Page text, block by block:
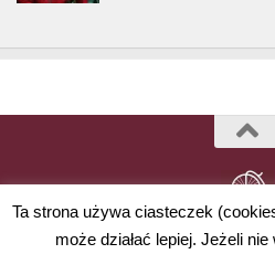
Ta strona używa ciasteczek
może działać lepiej. Jeżeli